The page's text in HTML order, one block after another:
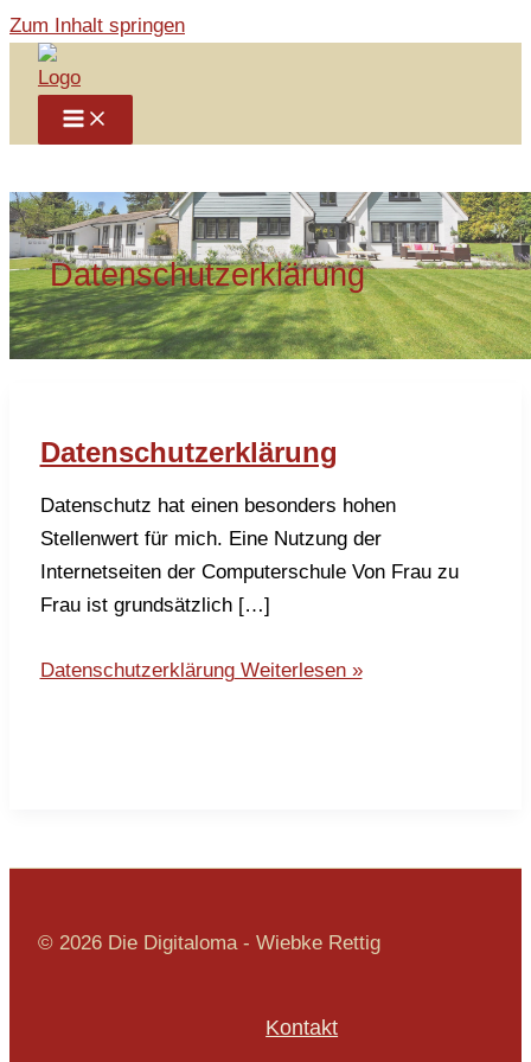
Zum Inhalt springen
Datenschutzerklärung
Datenschutzerklärung
Datenschutz hat einen besonders hohen
Stellenwert für mich. Eine Nutzung der
Internetseiten der Computerschule Von Frau zu
Frau ist grundsätzlich […]
DatenschutzerklärungWeiterlesen »
© 2026 Die Digitaloma - Wiebke Rettig
Kontakt